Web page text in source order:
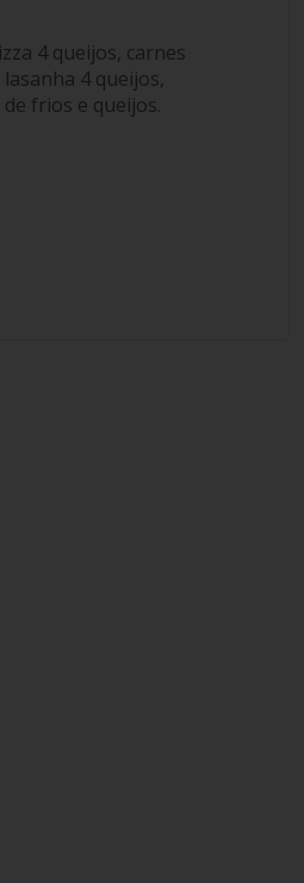
4 queijos, carnes
4 queijos,
frios e queijos.